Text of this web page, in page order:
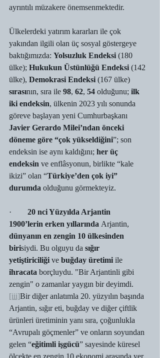
ayrıntılı müzakere önemsenmektedir.
Ülkelerdeki yatırım kararları ile çok
yakından ilgili olan üç sosyal göstergeye
baktığımızda: Yolsuzluk Endeksi (180
ülke); Hukukun Üstünlüğü Endeksi (142
ülke), Demokrasi Endeksi (167 ülke)
sırasının, sıra ile 98, 62, 54 olduğunu; ilk
iki endeksin, ülkenin 2023 yılı sonunda
göreve başlayan yeni Cumhurbaşkanı
Javier Gerardo Milei’ndan önceki
döneme göre “çok yükseldiğini”; son
endeksin ise aynı kaldığını; her üç
endeksin ve enflâsyonun, birlikte “kale
ikizi” olan “Türkiye’den çok iyi”
durumda olduğunu görmekteyiz.
· 20 nci Yüzyılda Arjantin
1900’lerin erken yıllarında Arjantin,
dünyanın en zengin 10 ülkesinden
birisiydi. Bu olguyu da sığır
yetiştiriciliği ve buğday üretimi ile
ihracata borçluydu. "Bir Arjantinli gibi
zengin" o zamanlar yaygın bir deyimdi.
[iii]Bir diğer anlatımla 20. yüzyılın başında
Arjantin, sığır eti, buğday ve diğer çiftlik
ürünleri üretiminin yanı sıra, çoğunlukla
“Avrupalı göçmenler” ve onların soyundan
gelen “eğitimli işgücü” sayesinde küresel
ölçekte en zengin 10 ekonomi arasında yer